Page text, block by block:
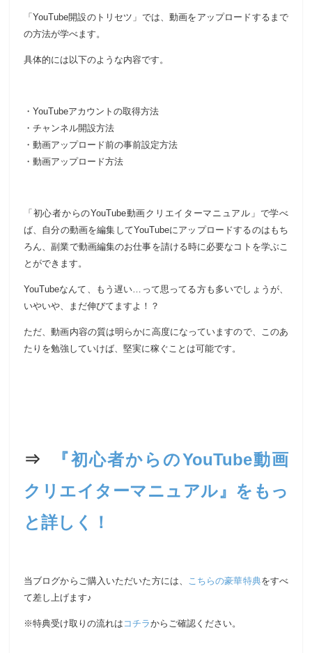
「YouTube開設のトリセツ」では、動画をアップロードするまで
の方法が学べます。
具体的には以下のような内容です。
・YouTubeアカウントの取得方法
・チャンネル開設方法
・動画アップロード前の事前設定方法
・動画アップロード方法
「初心者からのYouTube動画クリエイターマニュアル」で学べ
ば、自分の動画を編集してYouTubeにアップロードするのはもち
ろん、副業で動画編集のお仕事を請ける時に必要なコトを学ぶこ
とができます。
YouTubeなんて、もう遅い…って思ってる方も多いでしょうが、
いやいや、まだ伸びてますよ！？
ただ、動画内容の質は明らかに高度になっていますので、このあ
たりを勉強していけば、堅実に稼ぐことは可能です。
⇒
『初心者からのYouTube動画
クリエイターマニュアル』をもっ
と詳しく！
当ブログからご購入いただいた方には、 こちらの豪華特典をすべ
て差し上げます♪
※特典受け取りの流れは コチラからご確認ください。